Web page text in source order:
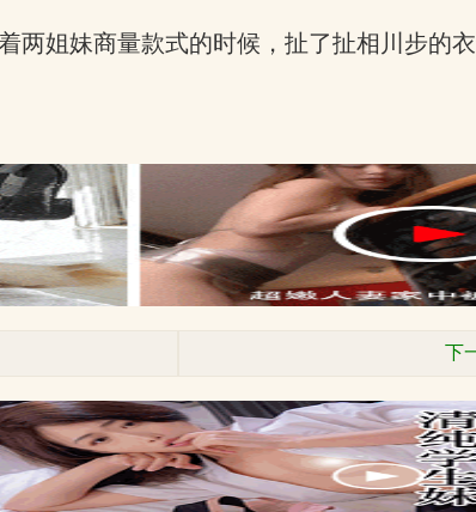
姐妹商量款式的时候，扯了扯相川步的衣
下